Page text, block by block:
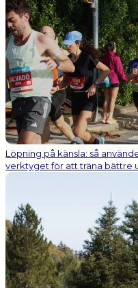
Löpning på känsla: så
verktyget för att träna bättre